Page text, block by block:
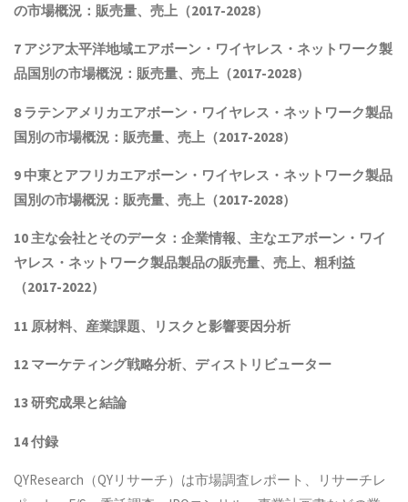
の市場概況：販売量、売上（2017-2028）
7 アジア太平洋地域エアボーン・ワイヤレス・ネットワーク製
品国別の市場概況：販売量、売上（2017-2028）
8 ラテンアメリカエアボーン・ワイヤレス・ネットワーク製品
国別の市場概況：販売量、売上（2017-2028）
9 中東とアフリカエアボーン・ワイヤレス・ネットワーク製品
国別の市場概況：販売量、売上（2017-2028）
10 主な会社とそのデータ ：企業情報、主なエアボーン・ワイ
ヤレス・ネットワーク製品製品の販売量、売上、粗利益
（2017-2022）
11 原材料、産業課題、リスクと影響要因分析
12 マーケティング戦略分析、ディストリビューター
13 研究成果と結論
14 付録
QYResearch（QYリサーチ）は市場調査レポート、リサーチレ